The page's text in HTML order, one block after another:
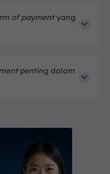
of paymentyang
penting dalam